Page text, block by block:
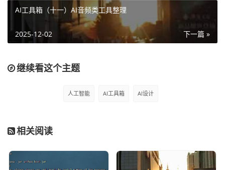
和行动, 将铺就通往更好的自己的道路
AI工具箱（十一）AI音频类工具整理
下一篇 »
2025-12-02
继续看这个主题
人工智能 AI工具箱 AI设计
相关阅读